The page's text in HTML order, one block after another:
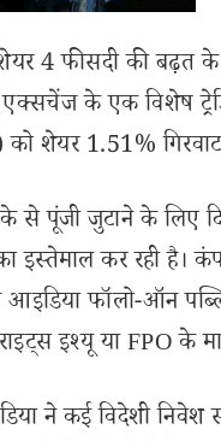
4 फीसदी की बढ़त
के एक विशेष
शेयर 1.51%
से पूंजी जुटाने के लिए
इस्तेमाल कर रही है।
आइडिया फॉलो-ऑन
राइट्स इश्यू या FPO
ने कई विदेशी